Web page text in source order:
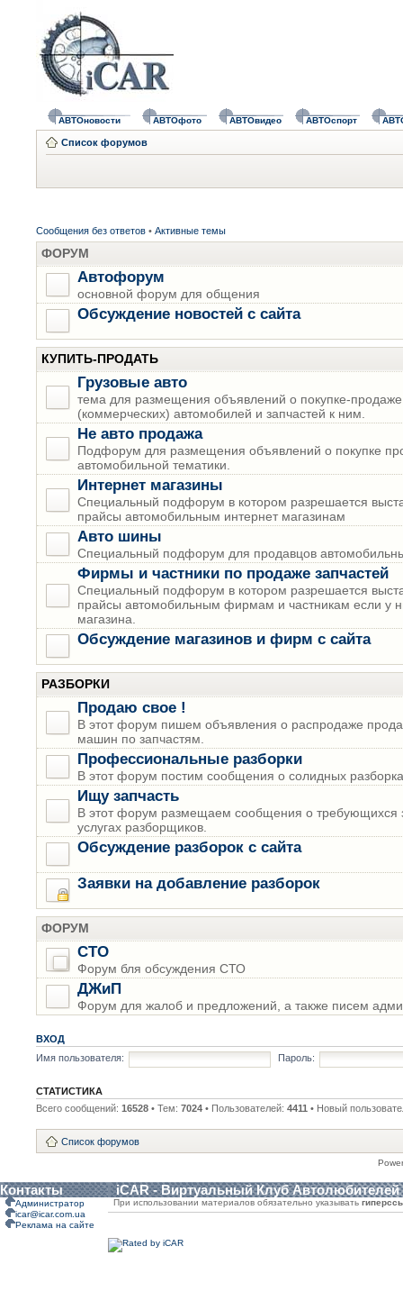
АВТОновости АВТОфото АВТОвидео АВТОспорт
Список форумов
Сообщения без ответов • Активные темы
ФОРУМ
Автофорум
основной форум для общения
Обсуждение новостей с сайта
КУПИТЬ-ПРОДАТЬ
Грузовые авто
тема для размещения объявлений о покупке-продаже
(коммерческих) автомобилей и запчастей к ним.
Не авто продажа
Подфорум для размещения объявлений о покупке
автомобильной тематики.
Интернет магазины
Специальный подфорум в котором разрешается
прайсы автомобильным интернет магазинам
Авто шины
Специальный подфорум для продавцов
Фирмы и частники по продаже запчастей
Специальный подфорум в котором разрешается
прайсы автомобильным фирмам и частникам если у
магазина.
Обсуждение магазинов и фирм с сайта
РАЗБОРКИ
Продаю свое !
В этот форум пишем объявления о распродаже
машин по запчастям.
Профессиональные разборки
В этот форум постим сообщения о солидных
Ищу запчасть
В этот форум размещаем сообщения о требующихся
услугах разборщиков.
Обсуждение разборок с сайта
Заявки на добавление разборок
ФОРУМ
СТО
Форум бля обсуждения СТО
ДЖиП
Форум для жалоб и предложений, а также писем
ВХОД
Имя пользователя:
Пароль:
СТАТИСТИКА
Всего сообщений: 16528 • Тем: 7024 • Пользователей: 4411 • Новый
Список форумов
Контакты iCAR - Виртуальный Клуб Автолюбителей
Администратор
icar@icar.com.ua
Реклама на сайте
При использовании материалов обязательно указывать